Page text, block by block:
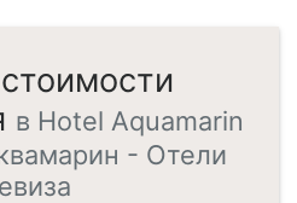
в Hotel Aquamarin
- Отели